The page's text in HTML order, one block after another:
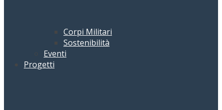
Corpi Militari
Sostenibilità
Eventi
Progetti